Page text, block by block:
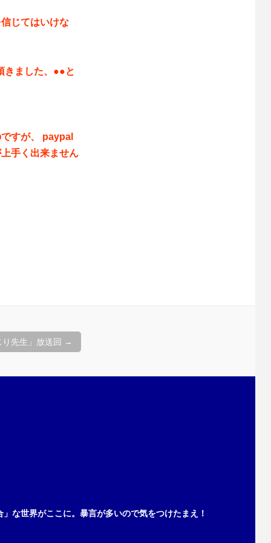
じてはいけな
きました、●●と
すが、 paypal
手く出来ません
先生」放送回 →
な世界がここに。暴言が多いので気をつけたまえ！